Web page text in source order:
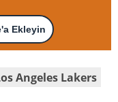
Ekleyin
Angeles Lakers